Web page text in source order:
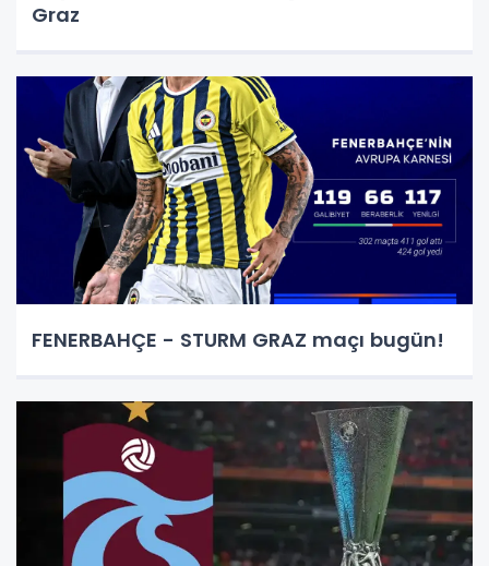
Graz
FENERBAHÇE - STURM GRAZ maçı bugün!